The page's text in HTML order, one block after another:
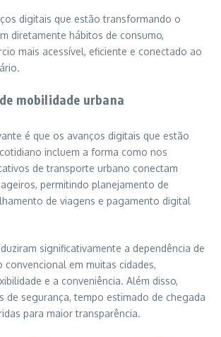
digitais que estão transformando o
diretamente hábitos de consumo,
mais acessível, eficiente e conectado ao
mobilidade urbana
é que os avanços digitais que estão
incluem a forma como nos
de transporte urbano conectam
permitindo planejamento de
de viagens e pagamento digital
significativamente a dependência de
em muitas cidades,
e a conveniência. Além disso,
de segurança, tempo estimado de chegada
para maior transparência.